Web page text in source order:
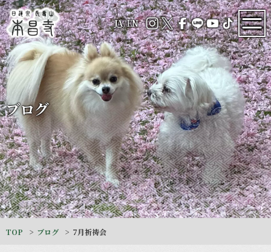
JA/EN
ブログ
TOP ブログ 7月祈祷会